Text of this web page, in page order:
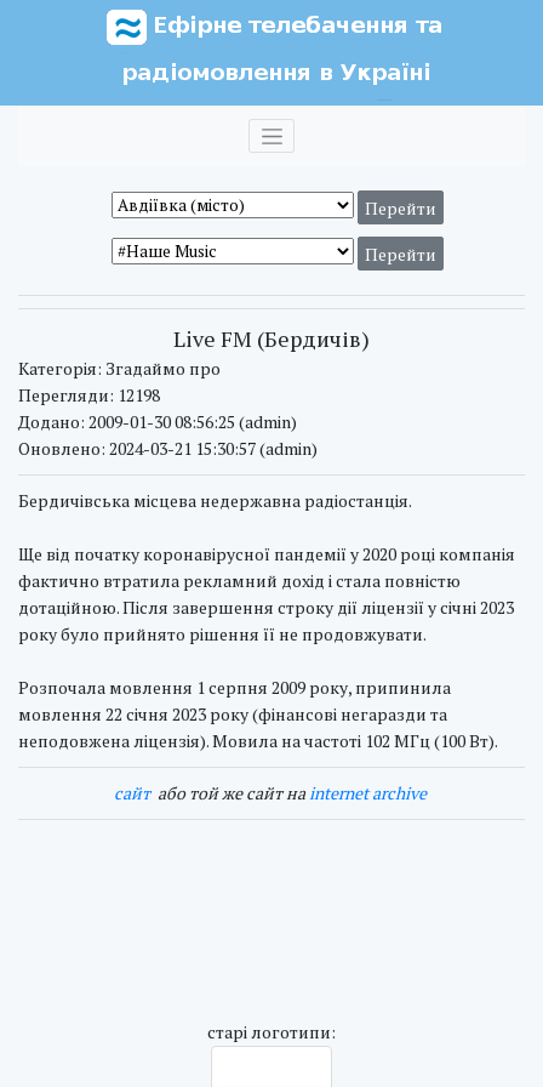
Live FM (Бердичів)
Категорія: Згадаймо про
Перегляди: 12198
Додано: 2009-01-30 08:56:25 (admin)
Оновлено: 2024-03-21 15:30:57 (admin)
Бердичівська місцева недержавна радіостанція.
Ще від початку коронавірусної пандемії у 2020 році компанія
фактично втратила рекламний дохід і стала повністю
дотаційною. Після завершення строку дії ліцензії у січні 2023
року було прийнято рішення її не продовжувати.
Розпочала мовлення 1 серпня 2009 року, припинила
мовлення 22 січня 2023 року (фінансові негаразди та
неподовжена ліцензія). Мовила на частоті 102 МГц (100 Вт).
cайтабо той же сайт наinternet archive
cтарі логотипи: